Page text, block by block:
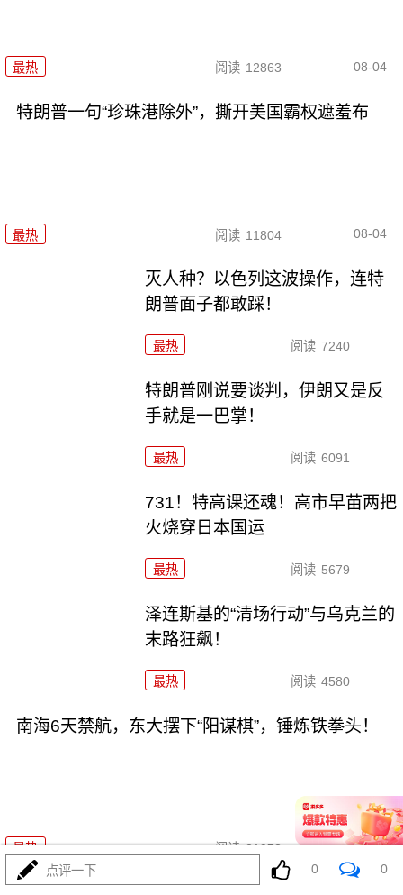
最热 阅读 12863 08-04
特朗普一句“珍珠港除外”，撕开美国霸权遮羞布
最热 阅读 11804 08-04
灭人种？以色列这波操作，连特
朗普面子都敢踩！
最热 阅读 7240
特朗普刚说要谈判，伊朗又是反
手就是一巴掌！
最热 阅读 6091
731！特高课还魂！高市早苗两把
火烧穿日本国运
最热 阅读 5679
泽连斯基的“清场行动”与乌克兰的
末路狂飙！
最热 阅读 4580
南海6天禁航，东大摆下“阳谋棋”，锤炼铁拳头！
最热 阅读 21973 08-04
点评一下 0 0